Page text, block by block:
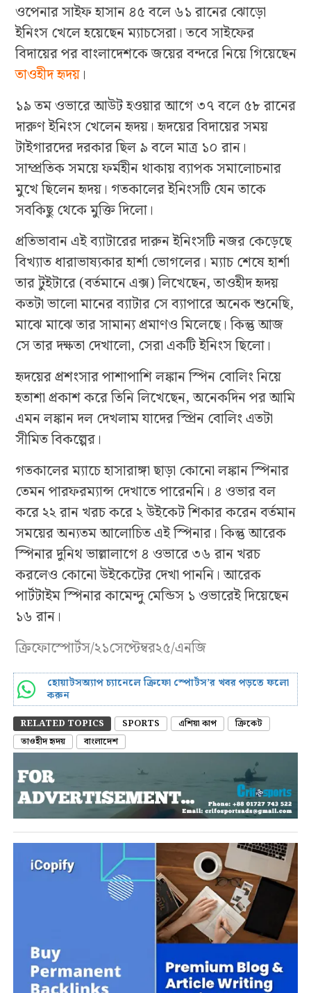
ওপেনার সাইফ হাসান ৪৫ বলে ৬১ রানের ঝোড়ো
ইনিংস খেলে হয়েছেন ম্যাচসেরা। তবে সাইফের
বিদায়ের পর বাংলাদেশকে জয়ের বন্দরে নিয়ে গিয়েছেন
তাওহীদ হৃদয়।
১৯ তম ওভারে আউট হওয়ার আগে ৩৭ বলে ৫৮ রানের
দারুণ ইনিংস খেলেন হৃদয়। হৃদয়ের বিদায়ের সময়
টাইগারদের দরকার ছিল ৯ বলে মাত্র ১০ রান।
সাম্প্রতিক সময়ে ফর্মহীন থাকায় ব্যাপক সমালোচনার
মুখে ছিলেন হৃদয়। গতকালের ইনিংসটি যেন তাকে
সবকিছু থেকে মুক্তি দিলো।
প্রতিভাবান এই ব্যাটারের দারুন ইনিংসটি নজর কেড়েছে
বিখ্যাত ধারাভাষ্যকার হার্শা ভোগলের। ম্যাচ শেষে হার্শা
তার টুইটারে (বর্তমানে এক্স) লিখেছেন, তাওহীদ হৃদয়
কতটা ভালো মানের ব্যাটার সে ব্যাপারে অনেক শুনেছি,
মাঝে মাঝে তার সামান্য প্রমাণও মিলেছে। কিন্তু আজ
সে তার দক্ষতা দেখালো, সেরা একটি ইনিংস ছিলো।
হৃদয়ের প্রশংসার পাশাপাশি লঙ্কান স্পিন বোলিং নিয়ে
হতাশা প্রকাশ করে তিনি লিখেছেন, অনেকদিন পর আমি
এমন লঙ্কান দল দেখলাম যাদের স্প্রিন বোলিং এতটা
সীমিত বিকল্পের।
গতকালের ম্যাচে হাসারাঙ্গা ছাড়া কোনো লঙ্কান স্পিনার
তেমন পারফরম্যান্স দেখাতে পারেননি। ৪ ওভার বল
করে ২২ রান খরচ করে ২ উইকেট শিকার করেন বর্তমান
সময়ের অন্যতম আলোচিত এই স্পিনার। কিন্তু আরেক
স্পিনার দুনিথ ভাল্লালাগে ৪ ওভারে ৩৬ রান খরচ
করলেও কোনো উইকেটের দেখা পাননি। আরেক
পার্টটাইম স্পিনার কামেন্দু মেন্ডিস ১ ওভারেই দিয়েছেন
১৬ রান।
ক্রিফোস্পোর্টস/২১সেপ্টেম্বর২৫/এনজি
হোয়াটসঅ্যাপ চ্যানেলে ক্রিফো স্পোর্টস’র খবর পড়তে ফলো
করুন
RELATED TOPICS SPORTS এশিয়া কাপ
ক্রিকেট
তাওহীদ হৃদয়
বাংলাদেশ